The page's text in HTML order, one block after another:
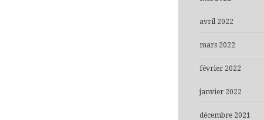
avril 2022
mars 2022
février 2022
janvier 2022
décembre 2021